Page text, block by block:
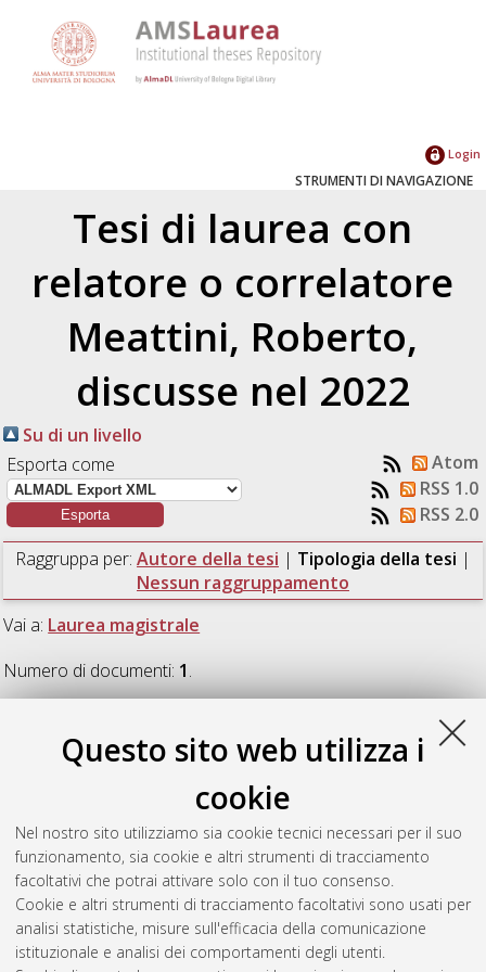
Questo sito web utilizza i
cookie
Nel nostro sito utilizziamo sia cookie tecnici necessari per il suo
funzionamento, sia cookie e altri strumenti di tracciamento
facoltativi che potrai attivare solo con il tuo consenso.
Cookie e altri strumenti di tracciamento facoltativi sono usati per
analisi statistiche, misure sull'efficacia della comunicazione
istituzionale e analisi dei comportamenti degli utenti.
Login
STRUMENTI DI NAVIGAZIONE
Tesi di laurea con
relatore o correlatore
Meattini, Roberto,
discusse nel 2022
Su di un livello
Esporta come
Atom
RSS 1.0
RSS 2.0
Raggruppa per: Autore della tesi | Tipologia della tesi |
Nessun raggruppamento
Vai a: Laurea magistrale
Numero di documenti: 1.
Laurea magistrale
A myo-controlled wearable
studies.[Laurea magistrale], Università di Bologna, Corso di
Studio inAutomation engineering / ingegneria
dell’automazione [LM-DM270]
Questa lista e' stata generata ilSun Aug 9 10:30:19 2026